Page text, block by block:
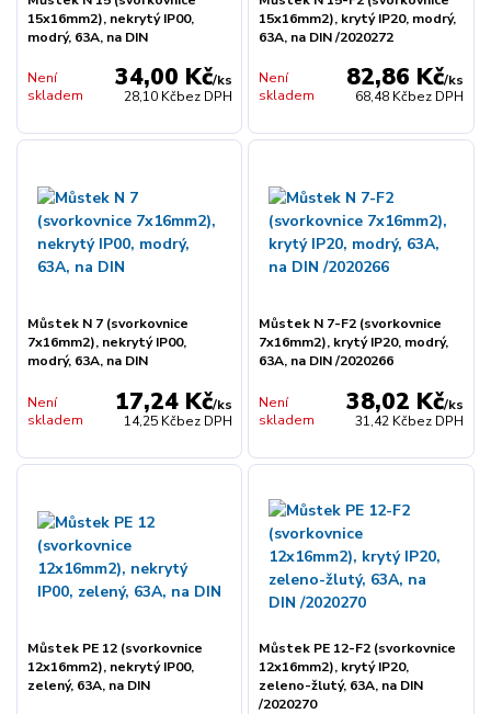
15x16mm2), nekrytý IP00,
modrý, 63A, na DIN
34,00 Kč/ks
28,10 Kčbez DPH
Není
skladem
15x16mm2), krytý IP20, modrý,
63A, na DIN /2020272
82,86 Kč/ks
68,48 Kčbez DPH
Není
skladem
Můstek N 7 (svorkovnice
7x16mm2), nekrytý IP00,
modrý, 63A, na DIN
17,24 Kč/ks
14,25 Kčbez DPH
Není
skladem
Můstek N 7-F2 (svorkovnice
7x16mm2), krytý IP20, modrý,
63A, na DIN /2020266
38,02 Kč/ks
31,42 Kčbez DPH
Není
skladem
Můstek PE 12 (svorkovnice
12x16mm2), nekrytý IP00,
zelený, 63A, na DIN
Můstek PE 12-F2 (svorkovnice
12x16mm2), krytý IP20,
zeleno-žlutý, 63A, na DIN
/2020270